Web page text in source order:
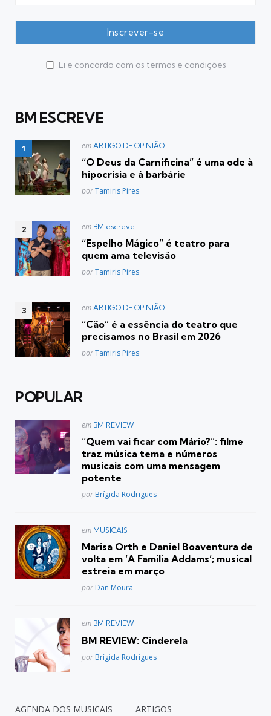
Li e concordo com os termos e condições
BM ESCREVE
Postado
em ARTIGO DE OPINIÃO
“O Deus da Carnificina” é uma ode à
hipocrisia e à barbárie
Posted
porTamiris Pires
Postado
em BM escreve
“Espelho Mágico” é teatro para
quem ama televisão
Posted
porTamiris Pires
Postado
em ARTIGO DE OPINIÃO
“Cão” é a essência do teatro que
precisamos no Brasil em 2026
Posted
porTamiris Pires
POPULAR
Postado
em BM REVIEW
“Quem vai ficar com Mário?”: filme
traz música tema e números
musicais com uma mensagem
potente
Posted
por Brígida Rodrigues
Postado
em MUSICAIS
Marisa Orth e Daniel Boaventura de
volta em ‘A Familia Addams’; musical
estreia em março
Posted
por Dan Moura
Postado
em BM REVIEW
BM REVIEW: Cinderela
Posted
por Brígida Rodrigues
AGENDA DOS MUSICAIS
ARTIGOS